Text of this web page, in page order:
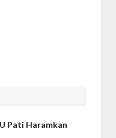
Pati Haramkan